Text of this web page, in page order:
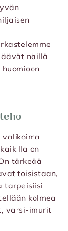
näillä
valikoima
on
tärkeää
toisistaan,
tarpeisiisi
kolmea
varsi-imurit